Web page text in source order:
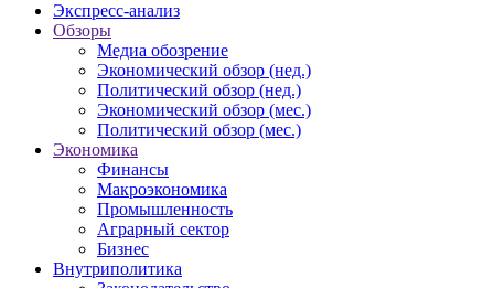
Экспресс-анализ
Обзоры
Медиа обозрение
Экономический обзор (нед.)
Политический обзор (нед.)
Экономический обзор (мес.)
Политический обзор (мес.)
Экономика
Финансы
Макроэкономика
Промышленность
Аграрный сектор
Бизнес
Внутриполитика